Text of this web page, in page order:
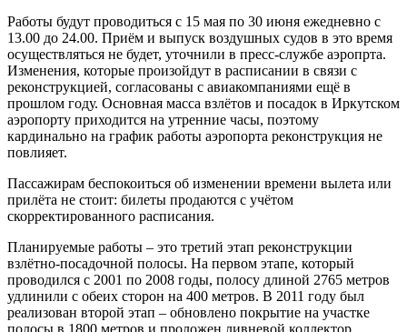
Работы будут проводиться с 15 мая по 30 июня ежедневно с
13.00 до 24.00. Приём и выпуск воздушных судов в это время
осуществляться не будет, уточнили в пресс-службе аэропрта.
Изменения, которые произойдут в расписании в связи с
реконструкцией, согласованы с авиа­компаниями ещё в
прошлом году. Основная масса взлётов и посадок в Иркутском
аэропорту приходится на утренние часы, поэтому
кардинально на график работы аэропорта реконструкция не
повлияет.
Пассажирам беспокоиться об изменении времени вылета или
прилёта не стоит: билеты продаются с учётом
скорректированного расписания.
Планируемые работы – это третий этап реконструкции
взлётно-посадочной полосы. На первом этапе, который
проводился с 2001 по 2008 годы, полосу длиной 2765 метров
удлинили с обеих сторон на 400 метров. В 2011 году был
реализован второй этап – обновлено покрытие на участке